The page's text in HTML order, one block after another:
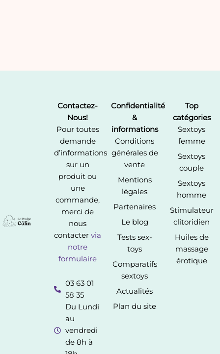
Contactez-
Nous!
Pour toutes
demande
d’informations
sur un
produit ou
une
commande,
merci de
nous
contactervia
notre
formulaire
03 63 01
58 35
Du Lundi
au
vendredi
de 8h à
Confidentialité
&
informations
Conditions
générales de
vente
Mentions
légales
Partenaires
Le blog
Tests sex-
toys
Comparatifs
sextoys
Actualités
Plan du site
Top
catégories
Sextoys
femme
Sextoys
couple
Sextoys
homme
Stimulateur
clitoridien
Huiles de
massage
érotique